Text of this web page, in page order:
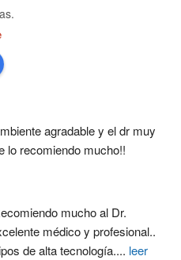
agradable y el dr muy
lo recomiendo mucho!!
mucho al Dr.
médico y profesional..
de alta tecnología.... leer